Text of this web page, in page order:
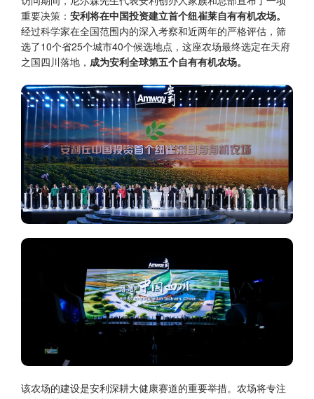
重要决策： 安利将在中国投资建立首个纽崔莱自有有机农场。
经过科学家在全国范围内的深入考察和近两年的严格评估，筛
选了10个省25个城市40个候选地点，这座农场最终选定在天府
之国四川落地， 成为安利全球第五个自有有机农场。
该农场的建设是安利深耕大健康赛道的重要举措。农场将专注